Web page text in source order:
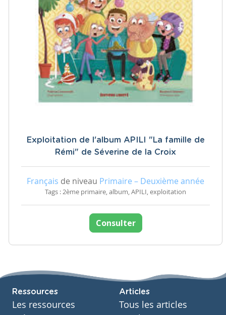
Exploitation de l'album APILI "La famille de
Rémi" de Séverine de la Croix
Français de niveau Primaire – Deuxième année
Tags : 2ème primaire, album, APILI, exploitation
Consulter
Ressources
Les ressources
Articles
Tous les articles